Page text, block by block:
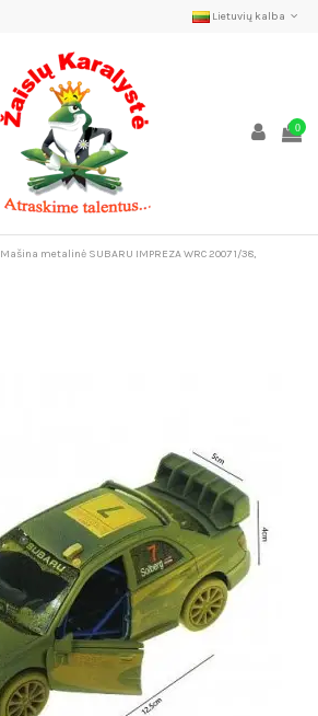
Lietuvių kalba
0
Mašina metalinė SUBARU IMPREZA WRC 2007 1/38,